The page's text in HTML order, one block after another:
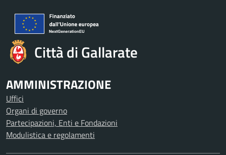
Città di Gallarate
AMMINISTRAZIONE
Uffici
Organi di governo
Partecipazioni, Enti e Fondazioni
Modulistica e regolamenti